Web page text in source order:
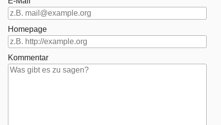
Homepage
Kommentar